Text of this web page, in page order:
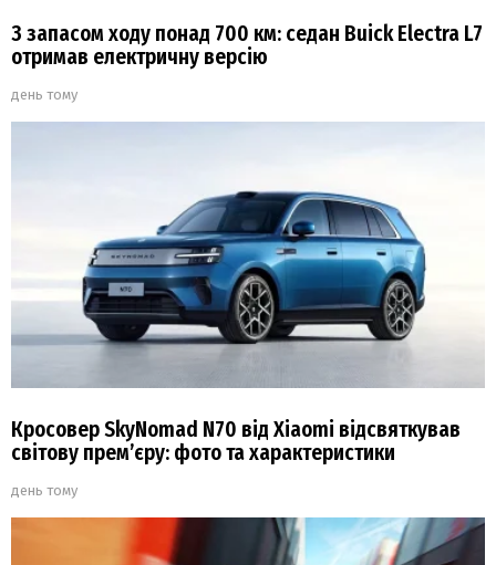
З запасом ходу понад 700 км: седан Buick Electra L7
отримав електричну версію
день тому
Кросовер SkyNomad N70 від Xiaomi відсвяткував
світову прем’єру: фото та характеристики
день тому